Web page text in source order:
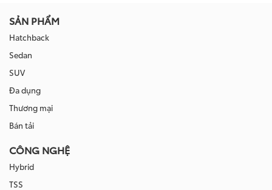
SẢN PHẨM
Hatchback
Sedan
SUV
Đa dụng
Thương mại
Bán tải
CÔNG NGHỆ
Hybrid
TSS